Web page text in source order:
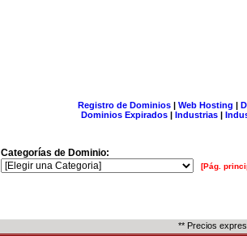
Registro de Dominios| Web Hosting |
Dominios Expirados | Industrias |
Categorías de Dominio:
[Pág.
** Precios